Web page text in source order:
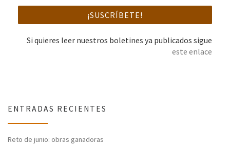
Si quieres leer nuestros boletines ya publicados sigue
este enlace
ENTRADAS RECIENTES
Reto de junio: obras ganadoras